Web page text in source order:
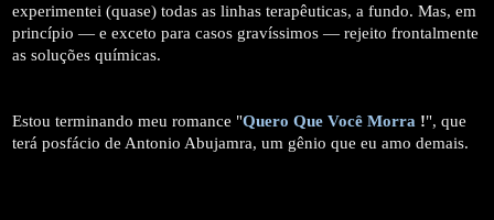
experimentei (quase) todas as linhas terapêuticas, a fundo. Mas, em
princípio — e exceto para casos gravíssimos — rejeito frontalmente
as soluções químicas.
Estou terminando meu romance "Quero Que Você Morra !", que
terá posfácio de Antonio Abujamra, um gênio que eu amo demais.